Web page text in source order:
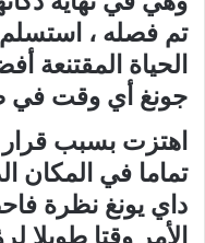
تم فصله ،
الحياة المقتنعة
جونغ أي وقت في
اهتزت بسبب قرار
تماما في المكان
داي يونغ نظرة
الأمر وقتا طويلا